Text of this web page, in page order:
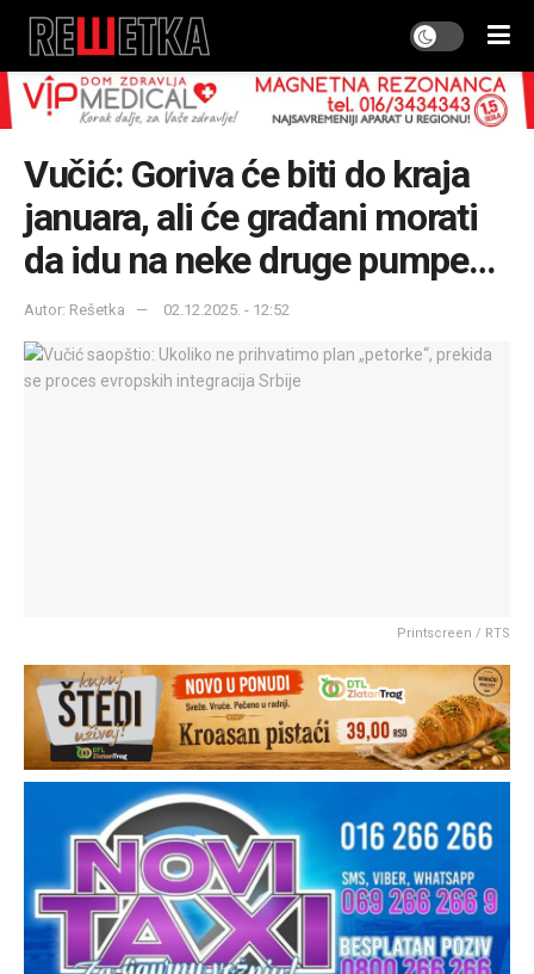
Vučić: Goriva će biti do kraja
januara, ali će građani morati
da idu na neke druge pumpe…
Autor: Rešetka 02.12.2025. - 12:52
Printscreen / RTS